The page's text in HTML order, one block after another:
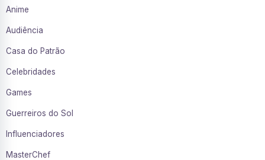
Anime
Audiência
Casa do Patrão
Celebridades
Games
Guerreiros do Sol
Influenciadores
MasterChef